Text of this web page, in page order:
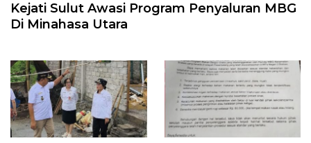
Kejati Sulut Awasi Program Penyaluran MBG
Di Minahasa Utara